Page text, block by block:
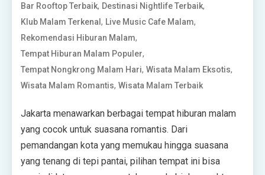
Bar Rooftop Terbaik, Destinasi Nightlife Terbaik,
Klub Malam Terkenal, Live Music Cafe Malam,
Rekomendasi Hiburan Malam,
Tempat Hiburan Malam Populer,
Tempat Nongkrong Malam Hari,Wisata Malam Eksotis,
Wisata Malam Romantis,Wisata Malam Terbaik
Jakarta menawarkan berbagai tempat hiburan malam
yang cocok untuk suasana romantis. Dari
pemandangan kota yang memukau hingga suasana
yang tenang di tepi pantai, pilihan tempat ini bisa